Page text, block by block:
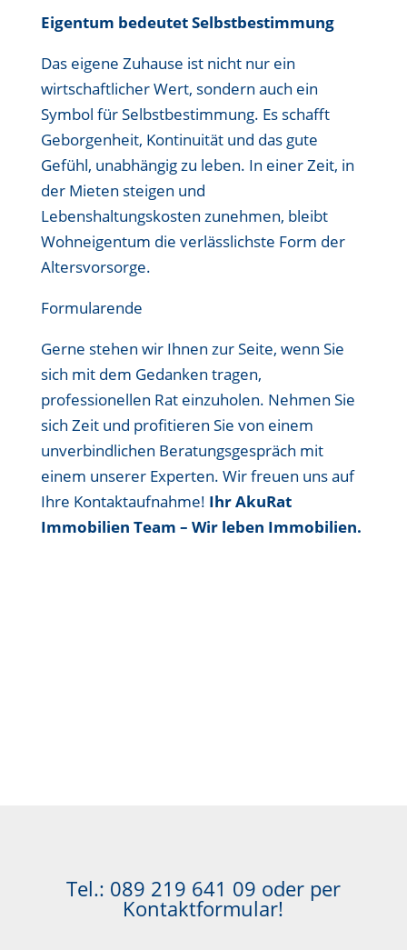
Eigentum bedeutet Selbstbestimmung
Das eigene Zuhause ist nicht nur ein
wirtschaftlicher Wert, sondern auch ein
Symbol für Selbstbestimmung. Es schafft
Geborgenheit, Kontinuität und das gute
Gefühl, unabhängig zu leben. In einer Zeit, in
der Mieten steigen und
Lebenshaltungskosten zunehmen, bleibt
Wohneigentum die verlässlichste Form der
Altersvorsorge.
Formularende
Gerne stehen wir Ihnen zur Seite, wenn Sie
sich mit dem Gedanken tragen,
professionellen Rat einzuholen. Nehmen Sie
sich Zeit und profitieren Sie von einem
unverbindlichen Beratungsgespräch mit
einem unserer Experten. Wir freuen uns auf
Ihre Kontaktaufnahme! Ihr AkuRat
Immobilien Team – Wir leben Immobilien.
Tel.: 089 219 641 09 oder per
Kontaktformular!